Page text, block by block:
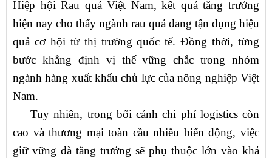
Hiệp hội Rau quả Việt Nam, kết quả tăng trưởng
hiện nay cho thấy ngành rau quả đang tận dụng hiệu
quả cơ hội từ thị trường quốc tế. Đồng thời, từng
bước khẳng định vị thế vững chắc trong nhóm
ngành hàng xuất khẩu chủ lực của nông nghiệp Việt
Nam.
Tuy nhiên, trong bối cảnh chi phí logistics còn
cao và thương mại toàn cầu nhiều biến động, việc
giữ vững đà tăng trưởng sẽ phụ thuộc lớn vào khả